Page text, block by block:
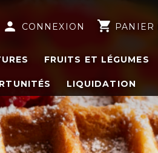
person CONNEXION shopping_cart PANIER
FRUITS ET LÉGUMES
LIQUIDATION